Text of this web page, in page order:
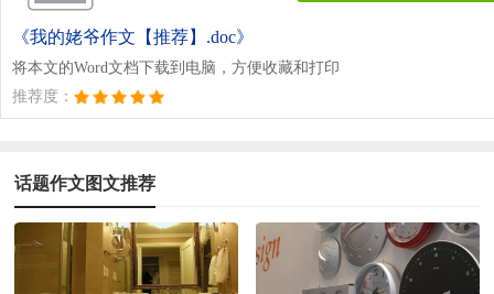
《我的姥爷作文【推荐】.doc》
将本文的Word文档下载到电脑，方便收藏和打印
推荐度：
话题作文图文推荐